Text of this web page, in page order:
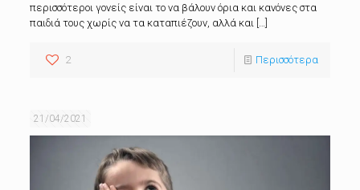
περισσότεροι γονείς είναι το να βάλουν όρια και κανόνες στα
παιδιά τους χωρίς να τα καταπιέζουν, αλλά και
2 Περισσότερα
21/04/2021